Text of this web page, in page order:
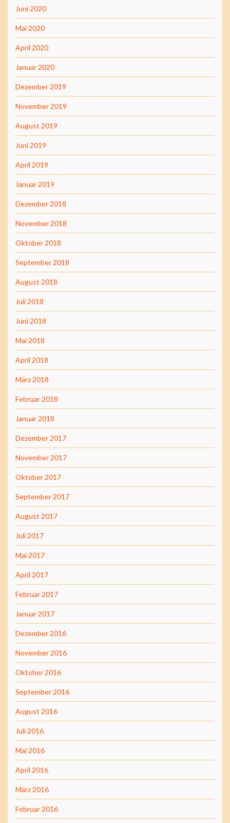
Juni 2020
Mai 2020
April 2020
Januar 2020
Dezember 2019
November 2019
August 2019
Juni 2019
April 2019
Januar 2019
Dezember 2018
November 2018
Oktober 2018
September 2018
August 2018
Juli 2018
Juni 2018
Mai 2018
April 2018
März 2018
Februar 2018
Januar 2018
Dezember 2017
November 2017
Oktober 2017
September 2017
August 2017
Juli 2017
Mai 2017
April 2017
Februar 2017
Januar 2017
Dezember 2016
November 2016
Oktober 2016
September 2016
August 2016
Juli 2016
Mai 2016
April 2016
März 2016
Februar 2016